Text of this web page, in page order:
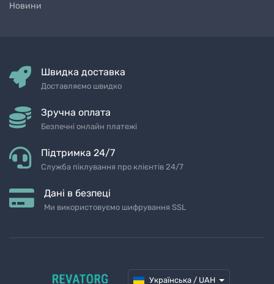
Новини
Швидка доставка
Доставляємо швидко
Зручна оплата
Безпечні онлайн платежі
Підтримка 24/7
Служба піклування про клієнтів 24/7
Дані в безпеці
Ми використовуємо шифрування SSL
Українська / UAH